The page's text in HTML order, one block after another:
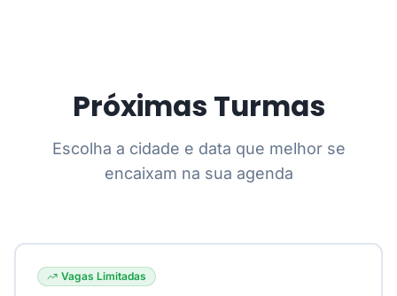
Próximas Turmas
Escolha a cidade e data que melhor se
encaixam na sua agenda
Vagas Limitadas